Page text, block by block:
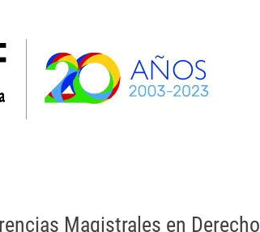
Magistrales en Derecho